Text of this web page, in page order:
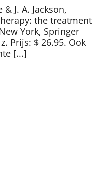
& J. A. Jackson,
the treatment
York, Springer
Prijs: $ 26.95. Ook
[...]